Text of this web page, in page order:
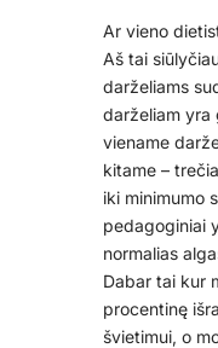
Ar vieno
Aš tai
darželiams
darželiam yra
viename
kitame –
iki minimumo
pedagoginiai
normalias
Dabar tai kur
procentinę
švietimui, o